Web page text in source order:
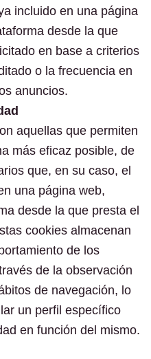
incluido en una página
desde la que
en base a criterios
o la frecuencia en
anuncios.
aquellas que permiten
más eficaz posible, de
que, en su caso, el
una página web,
desde la que presta el
cookies almacenan
de los
de la observación
de navegación, lo
un perfil específico
en función del mismo.